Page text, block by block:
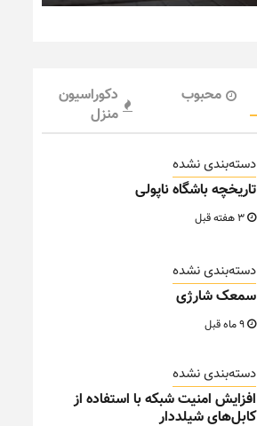
محبوب
دکوراسیون
منزل
دسته‌بندی نشده
تاریخچه باشگاه ناپولی
دسته‌بندی نشده
سمعک شارژی
دسته‌بندی نشده
افزایش امنیت شبکه با استفاده از
کابل‌های شیلددار